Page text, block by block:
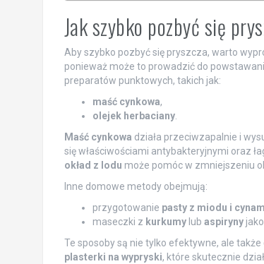
Jak szybko pozbyć się
Aby szybko pozbyć się pryszcza, warto
ponieważ może to prowadzić do
preparatów punktowych, takich jak:
maść cynkowa,
olejek herbaciany.
Maść cynkowa działa przeciwzapalnie i
się właściwościami antybakteryjnymi oraz
okład z lodu może pomóc w zmniejszeniu
Inne domowe metody obejmują:
przygotowanie pasty z miodu i
maseczki z kurkumylub aspirynyjako
Te sposoby są nie tylko efektywne, ale
plasterki na wypryski, które skutecznie